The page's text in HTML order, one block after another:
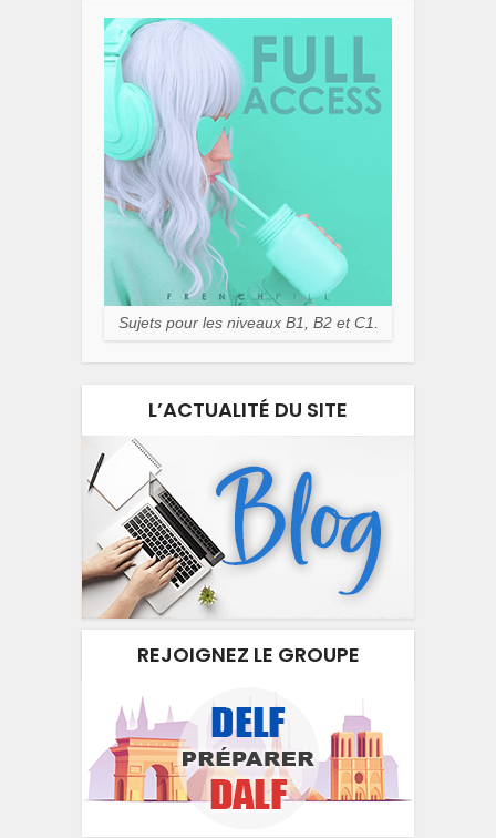
Sujets pour les niveaux B1, B2 et C1.
L’ACTUALITÉ DU SITE
REJOIGNEZ LE GROUPE